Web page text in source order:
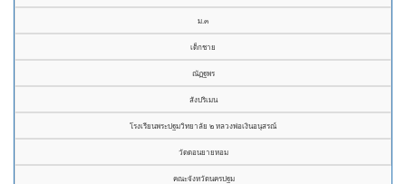
ม.๓
เด็กชาย
ณัฏฐพร
สังปริเมน
โรงเรียนพระปฐมวิทยาลัย ๒ หลวงพ่อเงินอนุสรณ์
วัดดอนยายหอม
คณะจังหวัดนครปฐม